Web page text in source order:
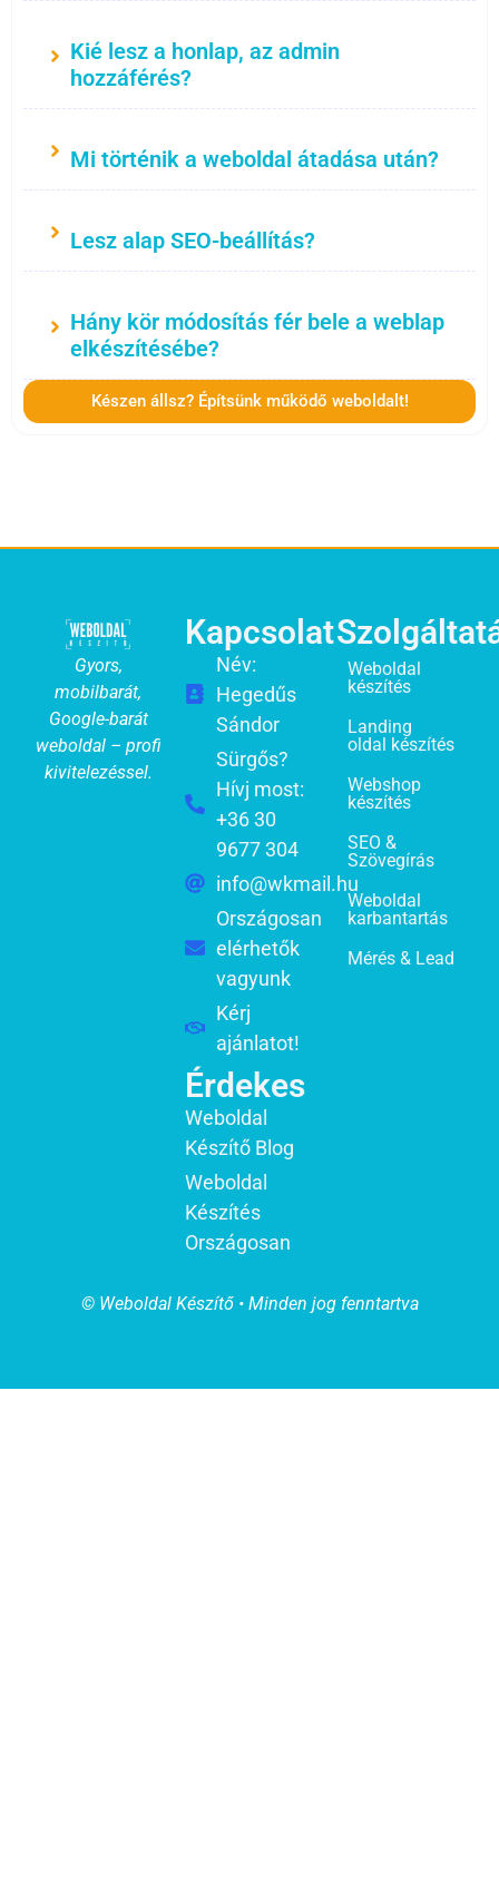
Kié lesz a honlap, az admin
hozzáférés?
Mi történik a weboldal átadása után?
Lesz alap SEO-beállítás?
Hány kör módosítás fér bele a weblap
elkészítésébe?
Készen állsz? Építsünk működő weboldalt!
Gyors,
mobilbarát,
Google-barát
weboldal – profi
kivitelezéssel.
Kapcsolat
Név:
Hegedűs
Sándor
Sürgős?
Hívj most:
+36 30
9677 304
info@wkmail.hu
Országosan
elérhetők
vagyunk
Kérj
ajánlatot!
Érdekes
Weboldal
Készítő Blog
Weboldal
Készítés
Országosan
Weboldal
készítés
Landing
oldal készítés
Webshop
készítés
SEO &
Szövegírás
Weboldal
karbantartás
Mérés & Lead
© Weboldal Készítő • Minden jog fenntartva